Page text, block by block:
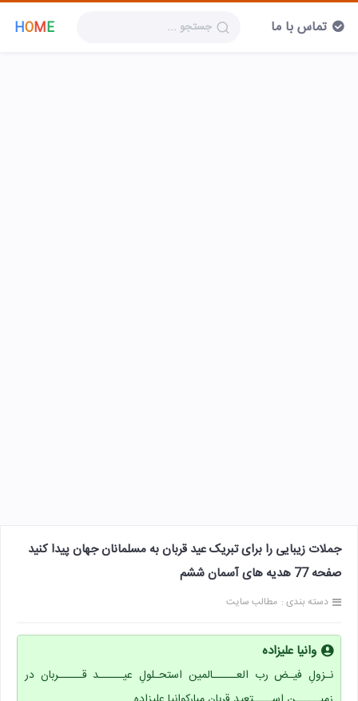
HOME تماس با ما
جملات زیبایی را برای تبریک عید قربان به مسلمانان جهان پیدا کنید
صفحه 77 هدیه های آسمان ششم
دسته بندی : مطالب سایت
وانیا علیزاده
نـزولِ فیـض رب العـــــالمین استحـلولِ عیـــــد قـــــربان در